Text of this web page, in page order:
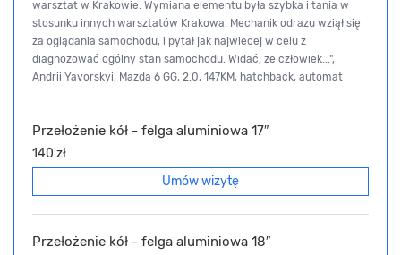
warsztat w Krakowie. Wymiana elementu była szybka i tania w
stosunku innych warsztatów Krakowa. Mechanik odrazu wziął się
za oglądania samochodu, i pytał jak najwiecej w celu z
diagnozować ogólny stan samochodu. Widać, ze człowiek...",
Andrii Yavorskyi, Mazda 6 GG, 2.0, 147KM, hatchback, automat
Przełożenie kół - felga aluminiowa 17″
140 zł
Umów wizytę
Przełożenie kół - felga aluminiowa 18″